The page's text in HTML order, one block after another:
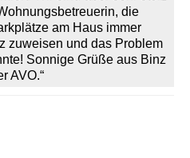
die
am Haus immer
zuweisen und das Problem
Sonnige Grüße aus Binz
AVO.“